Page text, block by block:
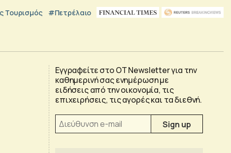
Τουρισμός #Πετρέλαιο
Εγγραφείτε στο OT Newsletter για την
καθημερινή σας ενημέρωση με
ειδήσεις από την οικονομία, τις
επιχειρήσεις, τις αγορές και τα διεθνή.